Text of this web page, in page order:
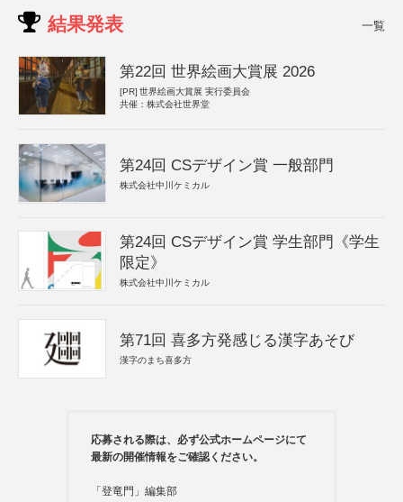
結果発表 一覧
第22回 世界絵画大賞展 2026
[PR] 世界絵画大賞展 実行委員会
共催：株式会社世界堂
第24回 CSデザイン賞 一般部門
株式会社中川ケミカル
第24回 CSデザイン賞 学生部門《学生
限定》
株式会社中川ケミカル
第71回 喜多方発感じる漢字あそび
漢字のまち喜多方
応募される際は、必ず公式ホームページにて
最新の開催情報をご確認ください。
「登竜門」編集部